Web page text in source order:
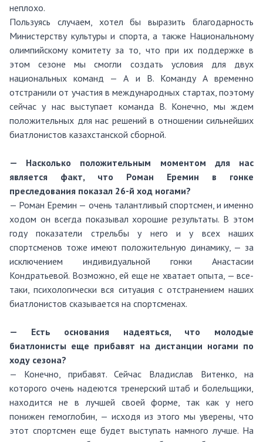
неплохо.
Пользуясь случаем, хотел бы выразить благодарность
Министерству культуры и спорта, а также Национальному
олимпийскому комитету за то, что при их поддержке в
этом сезоне мы смогли создать условия для двух
национальных команд — А и B. Команду А временно
отстранили от участия в международных стартах, поэтому
сейчас у нас выступает команда B. Конечно, мы ждем
положительных для нас решений в отношении сильнейших
биатлонистов казахстанской сборной.
— Насколько положительным моментом для нас
является факт, что Роман Еремин в гонке
преследования показал 26-й ход ногами?
— Роман Еремин — очень талантливый спортсмен, и именно
ходом он всегда показывал хорошие результаты. В этом
году показатели стрельбы у него и у всех наших
спортсменов тоже имеют положительную динамику, — за
исключением индивидуальной гонки Анастасии
Кондратьевой. Возможно, ей еще не хватает опыта, — все-
таки, психологически вся ситуация с отстранением наших
биатлонистов сказывается на спортсменах.
— Есть основания надеяться, что молодые
биатлонисты еще прибавят на дистанции ногами по
ходу сезона?
— Конечно, прибавят. Сейчас Владислав Витенко, на
которого очень надеются тренерский штаб и болельщики,
находится не в лучшей своей форме, так как у него
понижен гемоглобин, — исходя из этого мы уверены, что
этот спортсмен еще будет выступать намного лучше. На